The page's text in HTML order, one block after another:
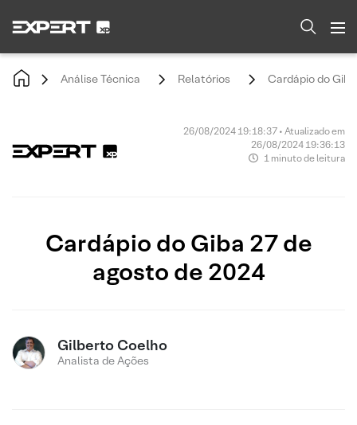
Análise Técnica Relatórios Cardápio do
26/08/2024 19:18:37 • Atualizado em
26/08/2024 19:36:13
1 minuto de leitura
Cardápio do Giba 27 de
agosto de 2024
Gilberto Coelho
Analista de Ações